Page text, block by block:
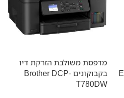
מדפסת משולבת הזרקת דיו
בקבוקונים Brother DCP-
T780DW